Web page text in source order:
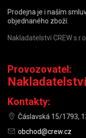
Prodejna je i naším
objednaného zboží.
Nakladatelství CREW
Provozovatel:
Kontakty:
Čáslavská 15/1793,
obchod@crew.cz